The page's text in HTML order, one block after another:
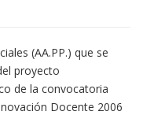
(AA.PP.) que se
proyecto
de la convocatoria
Docente 2006